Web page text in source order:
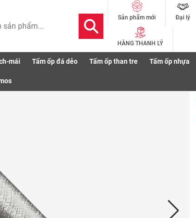
Sản phẩm mới Đại lý
HÀNG THANH LÝ
mái Tấm ốp đá dẻo Tấm ốp than tre Tấm ốp nhựa